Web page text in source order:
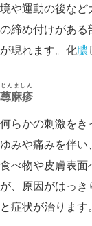
境や運動の後な
の締め付けがあ
が現れます。化膿
蕁麻疹
じんましん
何らかの刺激を
ゆみや痛みを伴
食べ物や皮膚表
が、原因がはっ
と症状が治ります